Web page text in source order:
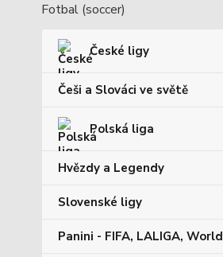
Fotbal (soccer)
České ligy
Češi a Slováci ve světě
Polská liga
Hvězdy a Legendy
Slovenské ligy
Panini - FIFA, LALIGA, World